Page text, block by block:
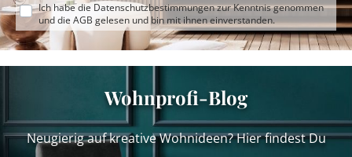
Ich habe die Datenschutzbestimmungenzur Kenntnis genommen
und die AGB gelesen und bin mit ihnen einverstanden.
Wohnprofi-Blog
Neugierig auf kreative Wohnideen? Hier findest Du